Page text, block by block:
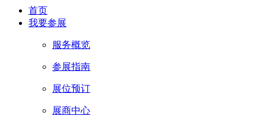
首页
我要参展
服务概览
参展指南
展位预订
展商中心